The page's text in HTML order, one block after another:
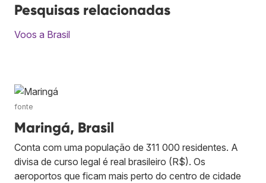
Pesquisas relacionadas
Voos a Brasil
fonte
Maringá, Brasil
Conta com uma população de 311 000 residentes. A
divisa de curso legal é real brasileiro (R$). Os
aeroportos que ficam mais perto do centro de cidade